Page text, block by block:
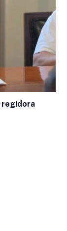
regidora